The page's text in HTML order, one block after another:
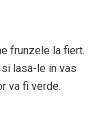
frunzele la fiert.
si lasa-le in vas
va fi verde.